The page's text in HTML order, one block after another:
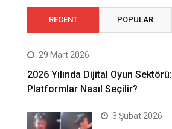
RECENT POPULAR
29 Mart 2026
2026 Yılında Dijital Oyun
Platformlar Nasıl Seçilir?
3 Şubat 2026